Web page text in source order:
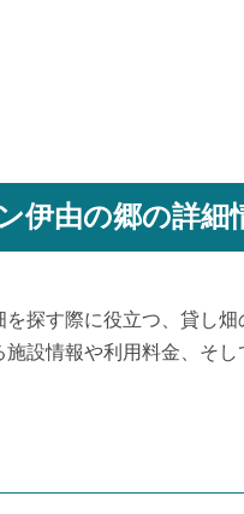
伊由の郷の詳細
探す際に役立つ、貸し
設情報や利用料金、そ